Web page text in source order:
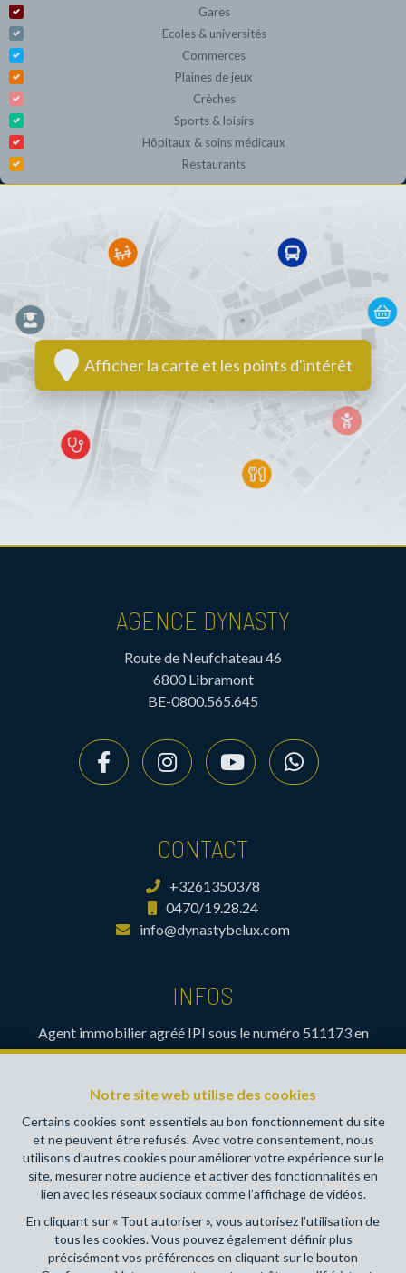
Gares
Ecoles & universités
Commerces
Plaines de jeux
Crèches
Sports & loisirs
Hôpitaux & soins médicaux
Restaurants
Afficher la carte et les points d'intérêt
Notre site web utilise des cookies
Certains cookies sont essentiels au bon fonctionnement du site
et ne peuvent être refusés. Avec votre consentement, nous
utilisons d’autres cookies pour améliorer votre expérience sur le
site, mesurer notre audience et activer des fonctionnalités en
lien avec les réseaux sociaux comme l’affichage de vidéos.
En cliquant sur « Tout autoriser », vous autorisez l’utilisation de
tous les cookies. Vous pouvez également définir plus
précisément vos préférences en cliquant sur le bouton
AGENCE DYNASTY
Route de Neufchateau 46
6800 Libramont
BE-0800.565.645
CONTACT
+3261350378
0470/19.28.24
info@dynastybelux.com
INFOS
Agent immobilier agréé IPI sous le numéro 511173 en
Belgique- Instance de contrôle: Institut professionnel des
(+32 2 505 38 50 - info@ipi.be) - Soumis au
déontologique de l’ IPI
RC professionnelle et cautionnement via AXA Belgium SA,
Place du Trône 1, 1000 Bruxelles – police n° 730390160.
Couverture valable pour les activités réalisées en Belgique
Conditions générales d'utilisation du site
Charte de la protection de la vie privée